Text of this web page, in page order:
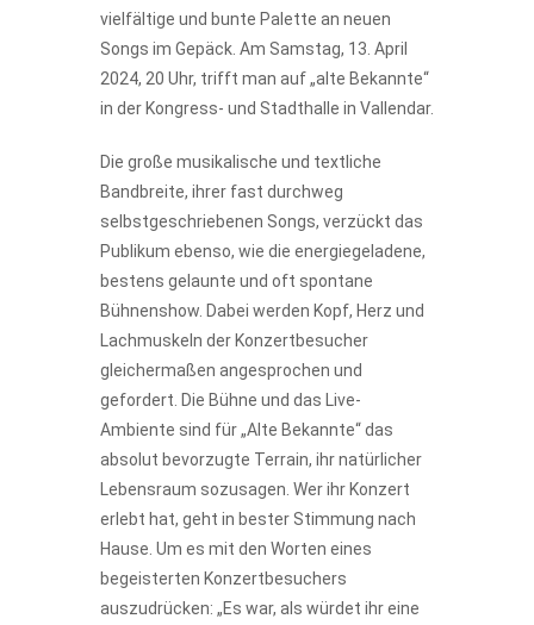
vielfältige und bunte Palette an neuen
Songs im Gepäck. Am Samstag, 13. April
2024, 20 Uhr, trifft man auf „alte Bekannte“
in der Kongress- und Stadthalle in Vallendar.
Die große musikalische und textliche
Bandbreite, ihrer fast durchweg
selbstgeschriebenen Songs, verzückt das
Publikum ebenso, wie die energiegeladene,
bestens gelaunte und oft spontane
Bühnenshow. Dabei werden Kopf, Herz und
Lachmuskeln der Konzertbesucher
gleichermaßen angesprochen und
gefordert. Die Bühne und das Live-
Ambiente sind für „Alte Bekannte“ das
absolut bevorzugte Terrain, ihr natürlicher
Lebensraum sozusagen. Wer ihr Konzert
erlebt hat, geht in bester Stimmung nach
Hause. Um es mit den Worten eines
begeisterten Konzertbesuchers
auszudrücken: „Es war, als würdet ihr eine